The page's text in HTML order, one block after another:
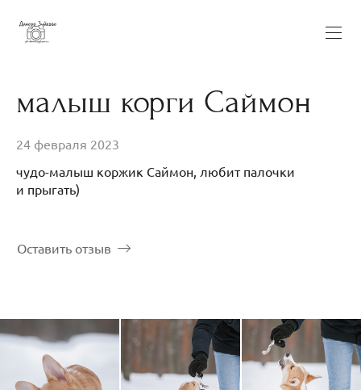
малыш корги Саймон
24 февраля 2023
чудо-малыш коржик Саймон, любит палочки
и прыгать)
Оставить отзыв